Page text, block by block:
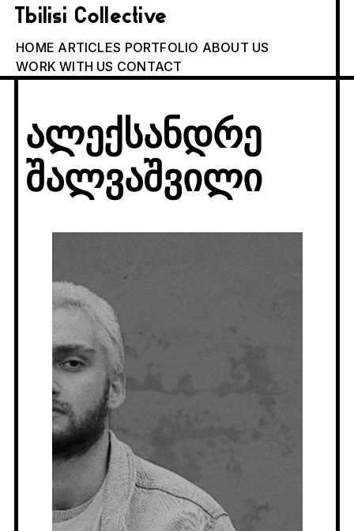
Tbilisi Collective
HOME ARTICLES PORTFOLIO ABOUT US
WORK WITH US CONTACT
ალექსანდრე
შალვაშვილი